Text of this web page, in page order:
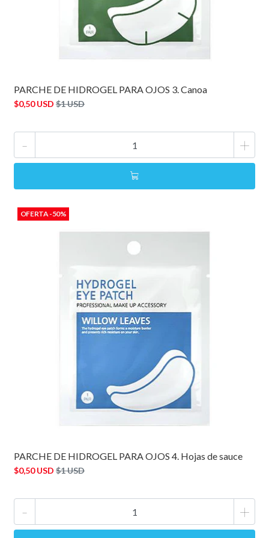
PARCHE DE HIDROGEL PARA OJOS 3. Canoa
$0,50 USD $1 USD
- +
OFERTA -50%
PARCHE DE HIDROGEL PARA OJOS 4. Hojas de sauce
$0,50 USD $1 USD
- +